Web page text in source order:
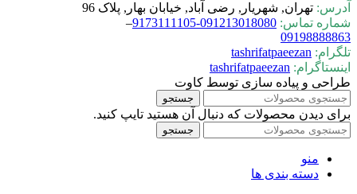
آدرس: تهران, شهریار, رضی آباد, خیابان بهار, پلاک 96
شماره تماس:
091213018080-9173111105
–
09198888863
تلگرام: tashrifatpaeezan
اینستاگرام: tashrifatpaeezan
طراحی و پیاده سازی توسط کاوت
جستجو
برای دیدن محصولات که دنبال آن هستید تایپ کنید.
جستجو
منو
دسته بندی ها